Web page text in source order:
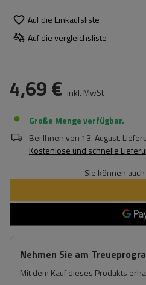
Auf die Einkaufsliste
Auf die vergleichsliste
4,69 € inkl. MwSt
Große Menge verfügbar
Bei Ihnen von 13. August.
Kostenlose und schnelle
Sie können
Nehmen Sie am
Mit dem Kauf dieses Produkts